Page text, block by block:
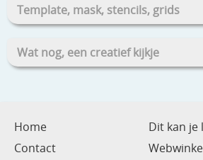
Template, mask, stencils, grids
Wat nog, een creatief kijkje
Home
Dit kan je
Contact